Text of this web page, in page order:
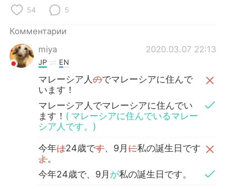
54 5
Комментарии
miya
2020.03.07 22:13
JP EN
マレーシア人のでマレーシアに住んで
います！
マレーシア人でマレーシアに住んでい
ます！ ( マレーシアに住んでいるマレー
シア人です。)
今年は24歳です、9月に私の誕生日です
よ。
今年24歳で、9月 が私の誕生日です。